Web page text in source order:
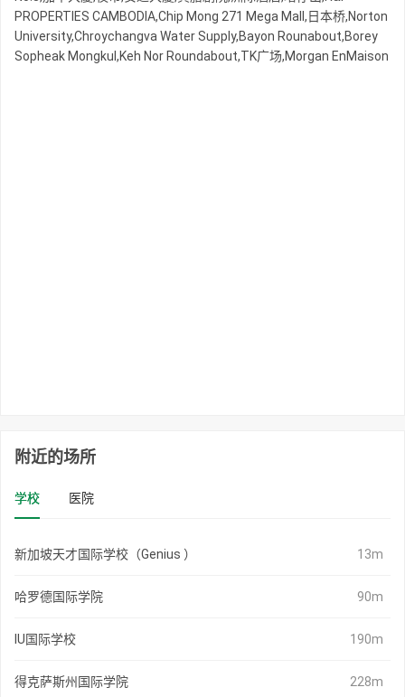
PROPERTIES CAMBODIA,Chip Mong 271 Mega Mall,日本桥,Norton
University,Chroychangva Water Supply,Bayon Rounabout,Borey
Sopheak Mongkul,Keh Nor Roundabout,TK广场,Morgan EnMaison
附近的场所
学校 医院
新加坡天才国际学校（Genius ） 13m
哈罗德国际学院 90m
IU国际学校 190m
得克萨斯州国际学院 228m